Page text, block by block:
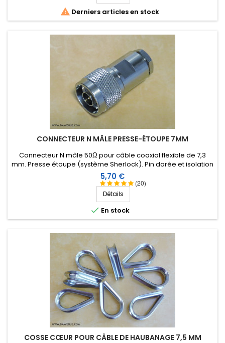
 Derniers articles en stock
CONNECTEUR N MÂLE PRESSE-ÉTOUPE 7MM
(20)
Connecteur N mâle 50Ω pour câble coaxial flexible de 7,3
mm. Presse étoupe (système Sherlock). Pin dorée et isolation
Téflon.
Prix
5,70 €
Détails
 En stock
COSSE CŒUR POUR CÂBLE DE HAUBANAGE 7,5 MM